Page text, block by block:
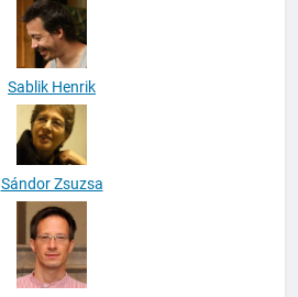
Sablik Henrik
Sándor Zsuzsa